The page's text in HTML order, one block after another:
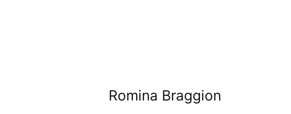
Romina Braggion